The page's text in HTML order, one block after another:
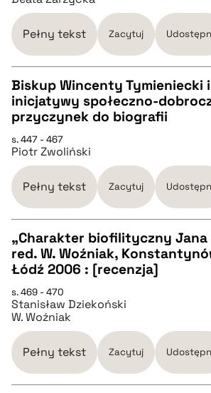
pobierz cytat
BIBTEX
pobierz cytat
Pełny tekst Zacytuj
CZYSTY TEKST
pobierz cytat
BIBTEX
pobierz cytat
Biskup Wincenty Tymieniecki
inicjatywy społeczno-
przyczynek do biografii
s. 447 - 467
Piotr Zwoliński
Pełny tekst Zacytuj
CZYSTY TEKST
pobierz cytat
BIBTEX
„Charakter biofilityczny Jana
red. W. Woźniak,
Łódź 2006 : [recenzja]
s. 469 - 470
Stanisław Dziekoński
W. Woźniak
Pełny tekst Zacytuj